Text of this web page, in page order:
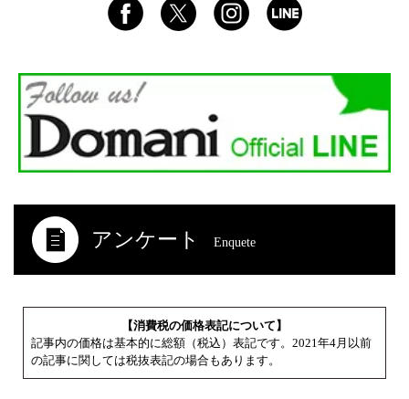
アンケート Enquete
【消費税の価格表記について】
記事内の価格は基本的に総額（税込）表記です。2021年4月以前
の記事に関しては税抜表記の場合もあります。